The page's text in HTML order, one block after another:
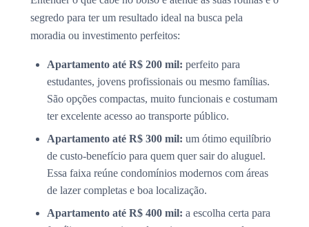
segredo para ter um resultado ideal na busca pela
moradia ou investimento perfeitos:
Apartamento até R$ 200 mil: perfeito para
estudantes, jovens profissionais ou mesmo famílias.
São opções compactas, muito funcionais e costumam
ter excelente acesso ao transporte público.
Apartamento até R$ 300 mil: um ótimo equilíbrio
de custo-benefício para quem quer sair do aluguel.
Essa faixa reúne condomínios modernos com áreas
de lazer completas e boa localização.
Apartamento até R$ 400 mil: a escolha certa para